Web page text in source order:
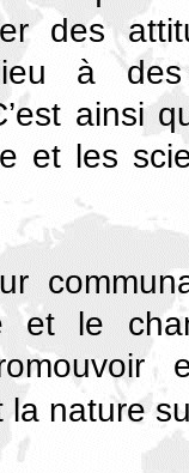
des
à des
ainsi
et les
et le
la nature